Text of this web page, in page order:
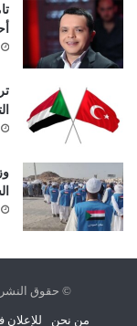
© حقوق النشر 2026، جميع الحقوق محفوظة | كوش نيوز
من نحن